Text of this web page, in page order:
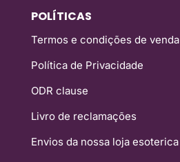
POLÍTICAS
Termos e condições de venda
Política de Privacidade
ODR clause
Livro de reclamações
Envios da nossa loja esoterica